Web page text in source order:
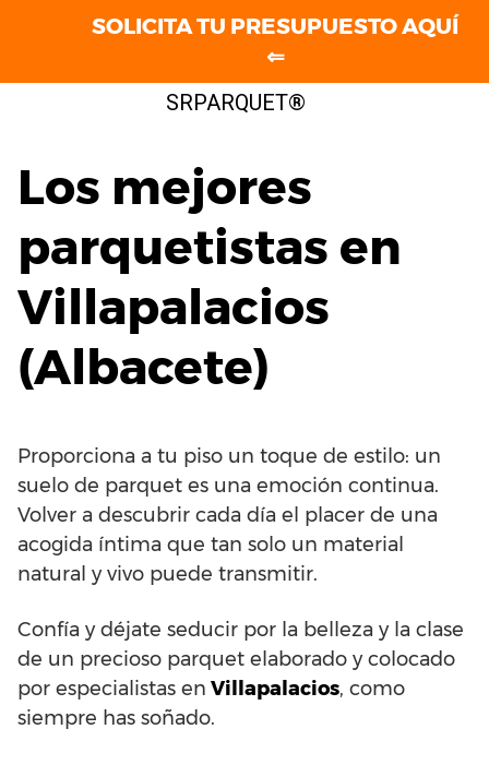
SRPARQUET®
Los mejores
parquetistas en
Villapalacios
(Albacete)
Proporciona a tu piso un toque de estilo: un
suelo de parquet es una emoción continua.
Volver a descubrir cada día el placer de una
acogida íntima que tan solo un material
natural y vivo puede transmitir.
Confía y déjate seducir por la belleza y la clase
de un precioso parquet elaborado y colocado
por especialistas en Villapalacios, como
siempre has soñado.
SOLICITA TU PRESUPUESTO AQUÍ
⇐